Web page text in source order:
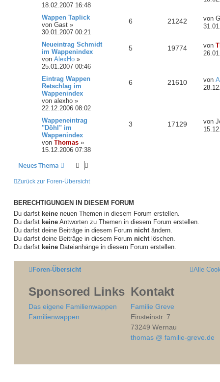
18.02.2007 16:48
Wappen Taplick
von Gast »
30.01.2007 00:21
6 21242 von
Neueintrag Schmidt
im Wappenindex
von AlexHo »
25.01.2007 00:46
5 19774 von
Eintrag Wappen
Retschlag im
Wappenindex
von alexho »
22.12.2006 08:02
6 21610 von
Wappeneintrag
"Döhl" im
Wappenindex
von Thomas »
15.12.2006 07:38
3 17129 von
Neues Thema
Zurück zur Foren-Übersicht
BERECHTIGUNGEN IN DIESEM FORUM
Du darfst keine neuen Themen in diesem Forum erstellen.
Du darfst keine Antworten zu Themen in diesem Forum erstellen.
Du darfst deine Beiträge in diesem Forum nichtändern.
Du darfst deine Beiträge in diesem Forum nichtlöschen.
Du darfst keine Dateianhänge in diesem Forum erstellen.
Foren-Übersicht Alle
Sponsored Links
Das eigene Familienwappen
Familienwappen
Kontakt
Familie Greve
Einsteinstr. 7
73249 Wernau
thomas @ familie-greve.de